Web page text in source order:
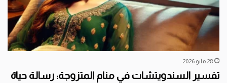
28 مايو 2026
تفسير السندويتشات في منام المتزوجة: رسالة حياة